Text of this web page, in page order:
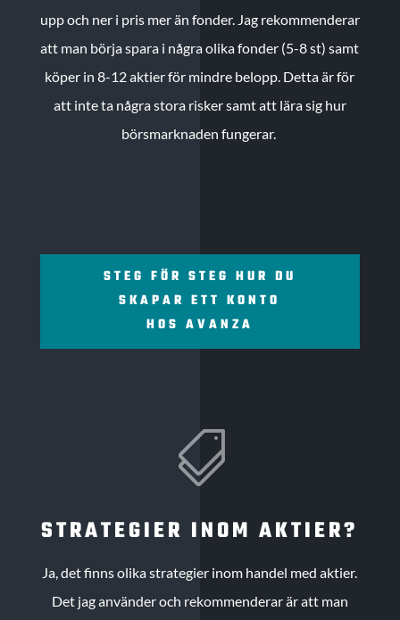
upp och ner i pris mer än fonder. Jag rekommenderar
att man börja spara i några olika fonder (5-8 st) samt
köper in 8-12 aktier för mindre belopp. Detta är för
att inte ta några stora risker samt att lära sig hur
börsmarknaden fungerar.
STEG FÖR STEG HUR DU
SKAPAR ETT KONTO
HOS AVANZA

STRATEGIER INOM AKTIER?
Ja, det finns olika strategier inom handel med aktier.
Det jag använder och rekommenderar är att man